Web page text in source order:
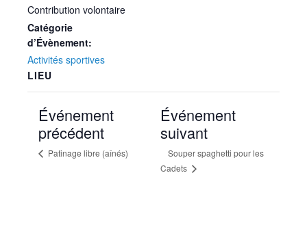
Contribution volontaire
Catégorie
d’Évènement:
Activités sportives
LIEU
Événement
précédent
Patinage libre (aînés)
Événement
suivant
Souper spaghetti pour les
Cadets